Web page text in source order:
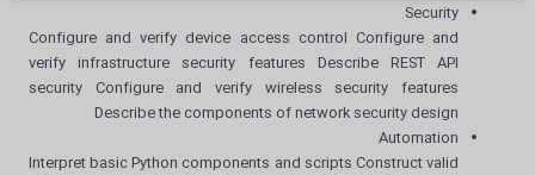
Security
Configure and verify device access control Configure and
verify infrastructure security features Describe REST API
security Configure and verify wireless security features
Describe the components of network security design
Automation
Interpret basic Python components and scripts Construct valid